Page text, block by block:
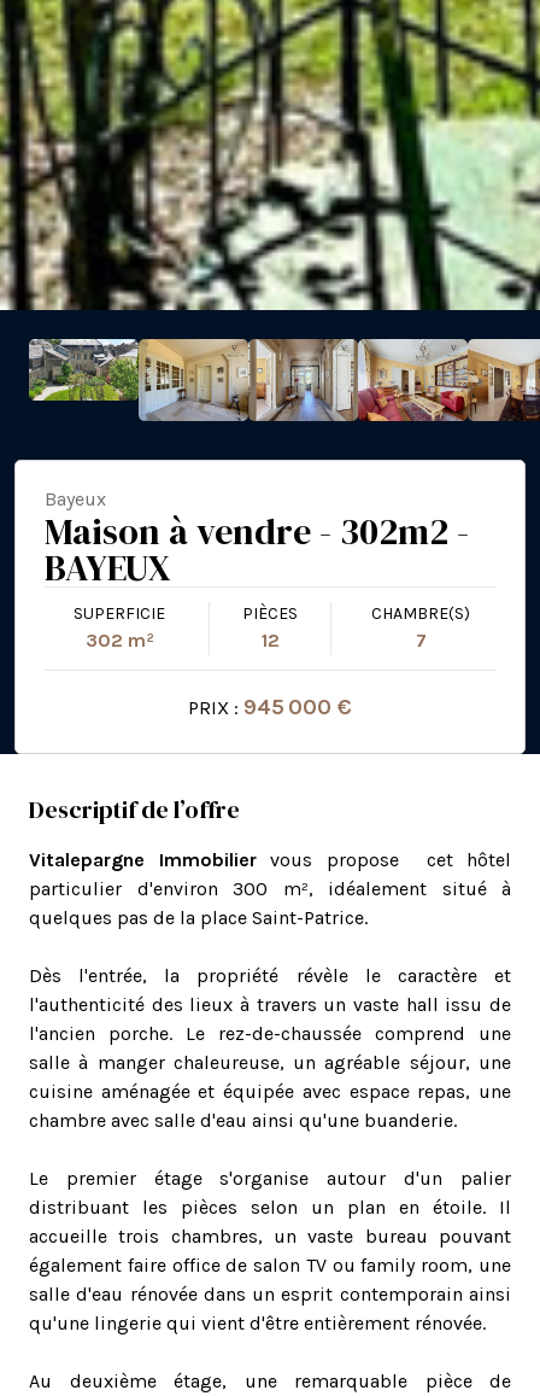
Bayeux
Maison à vendre - 302m2 -
BAYEUX
SUPERFICIE
302 m²
PIÈCES
12
CHAMBRE(S)
7
PRIX : 945 000 €
Descriptif de l’offre
Vitalepargne Immobiliervous propose cet hôtel
particulier d'environ 300 m², idéalement situé à
quelques pas de la place Saint-Patrice.
Dès l'entrée, la propriété révèle le caractère et
l'authenticité des lieux à travers un vaste hall issu de
l'ancien porche. Le rez-de-chaussée comprend une
salle à manger chaleureuse, un agréable séjour, une
cuisine aménagée et équipée avec espace repas, une
chambre avec salle d'eau ainsi qu'une buanderie.
Le premier étage s'organise autour d'un palier
distribuant les pièces selon un plan en étoile. Il
accueille trois chambres, un vaste bureau pouvant
également faire office de salon TV ou family room, une
salle d'eau rénovée dans un esprit contemporain ainsi
qu'une lingerie qui vient d'être entièrement rénovée.
Au deuxième étage, une remarquable pièce de